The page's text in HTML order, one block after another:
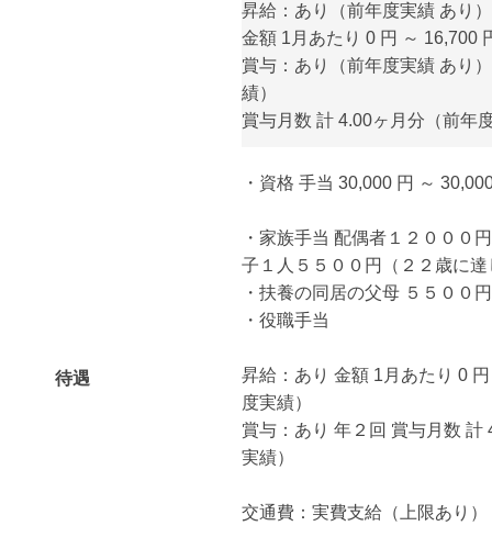
昇給：あり（前年度実績 あり）
金額 1月あたり 0 円 ～ 16,700
賞与：あり（前年度実績 あり
績）
賞与月数 計 4.00ヶ月分（前年
待遇
・資格 手当 30,000 円 ～
・家族手当 配偶者１２０００
子１人５５００円（２２歳に
・扶養の同居の父母 ５５００円
・役職手当
昇給：あり 金額 1月あたり 0
度実績）
賞与：あり 年２回 賞与月数 計
実績）
交通費：実費支給（上限あり